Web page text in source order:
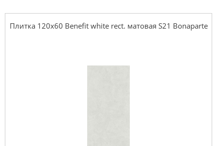
Плитка 120x60 Benefit white rect. матовая S21 Bonaparte